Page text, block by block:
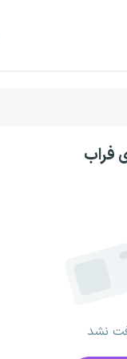
فراب
نشد